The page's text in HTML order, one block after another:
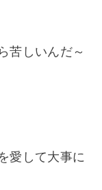
苦しいんだ～
愛して大事に